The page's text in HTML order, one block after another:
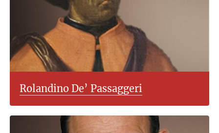
Rolandino De’ Passaggeri